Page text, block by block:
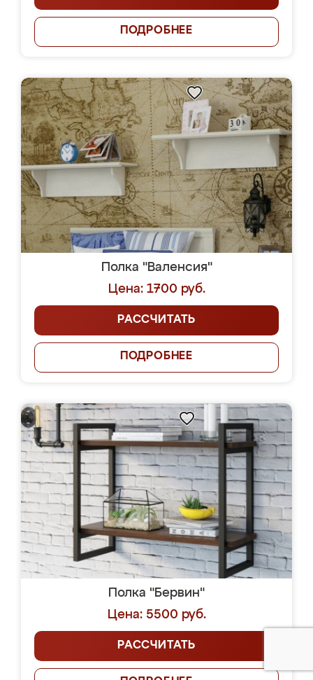
ПОДРОБНЕЕ
Полка "Валенсия"
Цена: 1700 руб.
РАССЧИТАТЬ
ПОДРОБНЕЕ
Полка "Бервин"
Цена: 5500 руб.
РАССЧИТАТЬ